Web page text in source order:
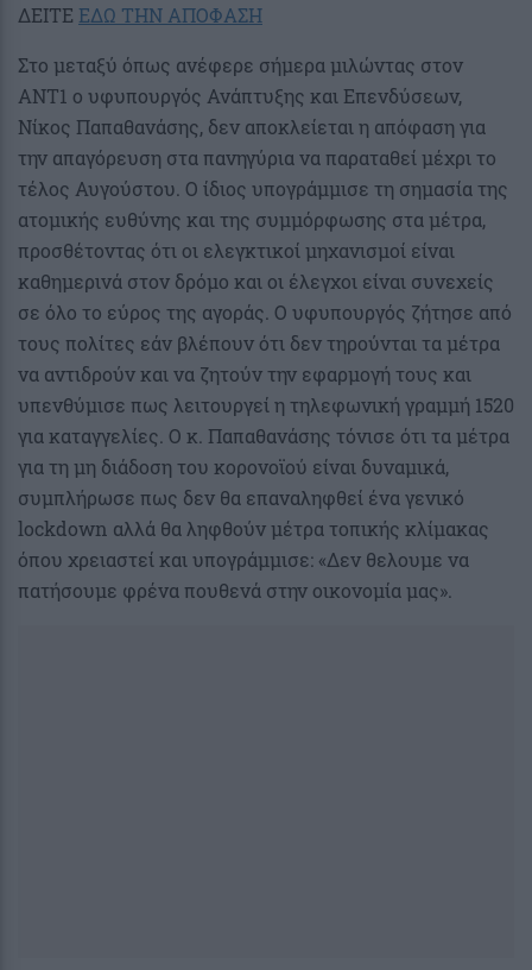
ΔΕΙΤΕ ΕΔΩ ΤΗΝ ΑΠΟΦΑΣΗ
Στο μεταξύ όπως ανέφερε σήμερα μιλώντας στον
ΑΝΤ1 ο υφυπουργός Ανάπτυξης και Επενδύσεων,
Νίκος Παπαθανάσης, δεν αποκλείεται η απόφαση για
την απαγόρευση στα πανηγύρια να παραταθεί μέχρι το
τέλος Αυγούστου. Ο ίδιος υπογράμμισε τη σημασία της
ατομικής ευθύνης και της συμμόρφωσης στα μέτρα,
προσθέτοντας ότι οι ελεγκτικοί μηχανισμοί είναι
καθημερινά στον δρόμο και οι έλεγχοι είναι συνεχείς
σε όλο το εύρος της αγοράς. Ο υφυπουργός ζήτησε από
τους πολίτες εάν βλέπουν ότι δεν τηρούνται τα μέτρα
να αντιδρούν και να ζητούν την εφαρμογή τους και
υπενθύμισε πως λειτουργεί η τηλεφωνική γραμμή 1520
για καταγγελίες. Ο κ. Παπαθανάσης τόνισε ότι τα μέτρα
για τη μη διάδοση του κορονοϊού είναι δυναμικά,
συμπλήρωσε πως δεν θα επαναληφθεί ένα γενικό
lockdown αλλά θα ληφθούν μέτρα τοπικής κλίμακας
όπου χρειαστεί και υπογράμμισε: «Δεν θελουμε να
πατήσουμε φρένα πουθενά στην οικονομία μας».